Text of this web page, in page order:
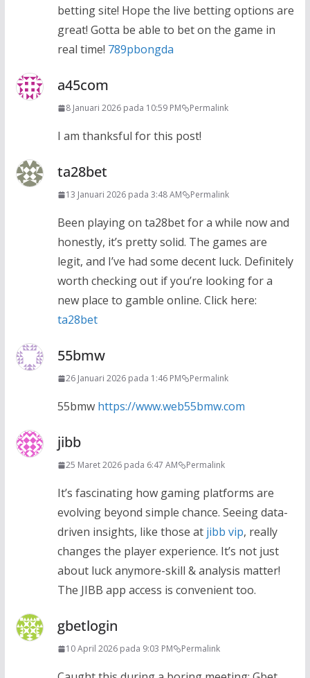
betting site! Hope the live betting options are
great! Gotta be able to bet on the game in
real time! 789pbongda
a45com
8 Januari 2026 pada 10:59 PM Permalink
I am thanksful for this post!
ta28bet
13 Januari 2026 pada 3:48 AM Permalink
Been playing on ta28bet for a while now and
honestly, it’s pretty solid. The games are
legit, and I’ve had some decent luck. Definitely
worth checking out if you’re looking for a
new place to gamble online. Click here:
ta28bet
55bmw
26 Januari 2026 pada 1:46 PM Permalink
55bmw https://www.web55bmw.com
jibb
25 Maret 2026 pada 6:47 AM Permalink
It’s fascinating how gaming platforms are
evolving beyond simple chance. Seeing data-
driven insights, like those at jibb vip, really
changes the player experience. It’s not just
about luck anymore-skill & analysis matter!
The JIBB app access is convenient too.
gbetlogin
10 April 2026 pada 9:03 PM Permalink